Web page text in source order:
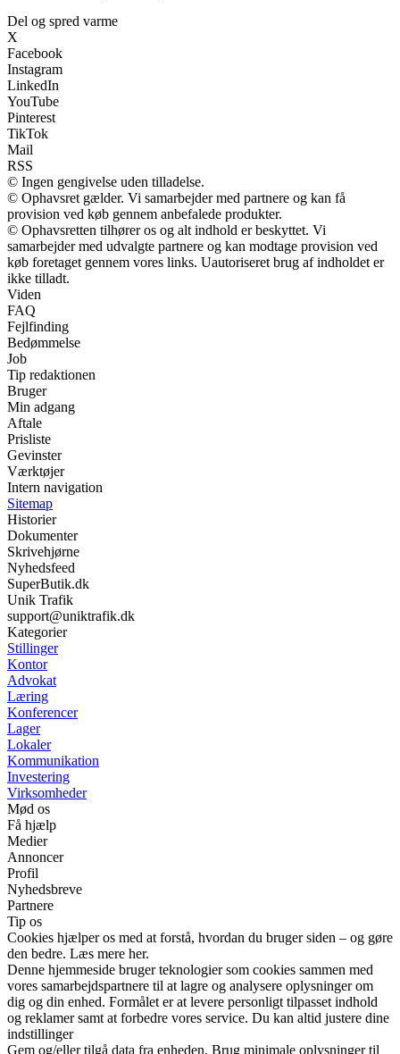
Del og spred varme
X
Facebook
Instagram
LinkedIn
YouTube
Pinterest
TikTok
Mail
RSS
© Ingen gengivelse uden tilladelse.
© Ophavsret gælder. Vi samarbejder med partnere og kan få
provision ved køb gennem anbefalede produkter.
© Ophavsretten tilhører os og alt indhold er beskyttet. Vi
samarbejder med udvalgte partnere og kan modtage provision ved
køb foretaget gennem vores links. Uautoriseret brug af indholdet er
ikke tilladt.
Viden
FAQ
Fejlfinding
Bedømmelse
Job
Tip redaktionen
Bruger
Min adgang
Aftale
Prisliste
Gevinster
Værktøjer
Intern navigation
Sitemap
Historier
Dokumenter
Skrivehjørne
Nyhedsfeed
SuperButik.dk
Unik Trafik
support@uniktrafik.dk
Kategorier
Stillinger
Kontor
Advokat
Læring
Konferencer
Lager
Lokaler
Kommunikation
Investering
Virksomheder
Mød os
Få hjælp
Medier
Annoncer
Profil
Nyhedsbreve
Partnere
Tip os
Cookies hjælper os med at forstå, hvordan du bruger siden – og gøre
den bedre. Læs mere her.
Denne hjemmeside bruger teknologier som cookies sammen med
vores samarbejdspartnere til at lagre og analysere oplysninger om
dig og din enhed. Formålet er at levere personligt tilpasset indhold
og reklamer samt at forbedre vores service. Du kan altid justere dine
indstillinger
Gem og/eller tilgå data fra enheden. Brug minimale oplysninger til